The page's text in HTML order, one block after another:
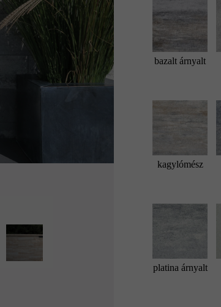
bazalt árnyalt
kagylómész
platina árnyalt